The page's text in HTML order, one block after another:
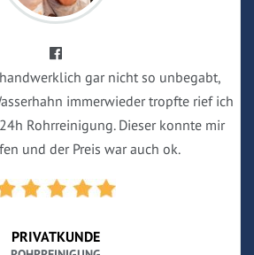
gar nicht so unbegabt,
immerwieder tropfte rief ich
Rohrreinigung. Dieser konnte mir
und der Preis war auch ok.
PRIVATKUNDE